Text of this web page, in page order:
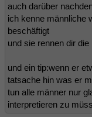
auch darüber
ich kenne männliche
beschäftigt
und sie rennen dir
und ein tip:wenn er
tatsache hin was er
tun alle männer nur
interpretieren zu